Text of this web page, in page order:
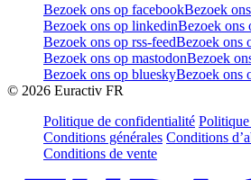
Bezoek ons op facebookBezoek
Bezoek ons op linkedinBezoek ons
Bezoek ons op rss-feedBezoek ons
Bezoek ons op mastodonBezoek
Bezoek ons op blueskyBezoek ons
© 2026 Euractiv FR
Politique de confidentialité
Conditions générales Conditions
Conditions de vente